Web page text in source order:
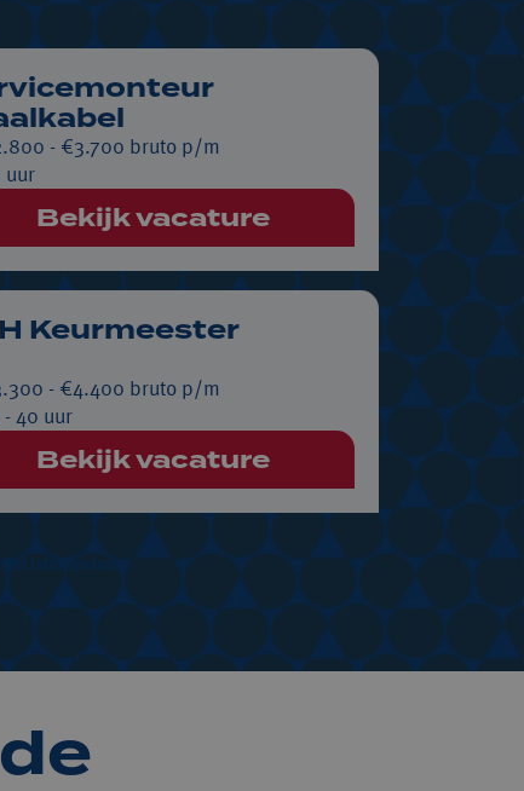
- €3.700 bruto p/m
uur
Bekijk vacature
Keurmeester
- €4.400 bruto p/m
- 40 uur
Bekijk vacature